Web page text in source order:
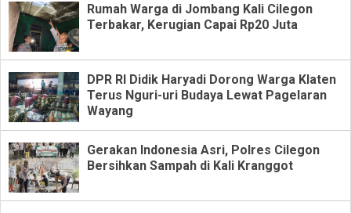
Rumah Warga di Jombang Kali Cilegon
Terbakar, Kerugian Capai Rp20 Juta
DPR RI Didik Haryadi Dorong Warga Klaten
Terus Nguri-uri Budaya Lewat Pagelaran
Wayang
Gerakan Indonesia Asri, Polres Cilegon
Bersihkan Sampah di Kali Kranggot